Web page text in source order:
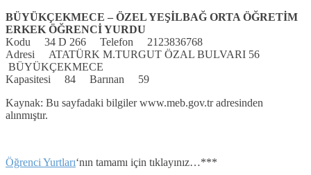
BÜYÜKÇEKMECE – ÖZEL YEŞİLBAĞ ORTA ÖĞRETİM
ERKEK ÖĞRENCİ YURDU
Kodu 34 D 266 Telefon 2123836768
Adresi ATATÜRK M.TURGUT ÖZAL BULVARI 56
BÜYÜKÇEKMECE
Kapasitesi 84 Barınan 59
Kaynak: Bu sayfadaki bilgiler www.meb.gov.tr adresinden
alınmıştır.
Öğrenci Yurtları‘nın tamamı için tıklayınız…***